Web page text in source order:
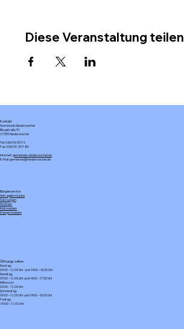
Diese Veranstaltung teilen
Kontakt
Gemeinde Niederorschel
Bergstraße 51
37355 Niederorschel
Tel: 036076 557-0
Fax: 036076 557-80
Internet:gemeinde-niederorschel.de
E-Mail: gemeinde@niederorschel.de
Bürgerservice
Antragsformulare
Satzungen
Wohnen
Müll melden
Mangel melden
Öffnungszeiten
Montag:
09:00 – 12:00 Uhr und 14:00 – 16:00 Uhr
Dienstag:
09:00 – 12:00 Uhr und 14:00 – 17:30 Uhr
Mittwoch:
09:00 - 12:00 Uhr
Donnerstag:
09:00 – 12:00 Uhr und 14:00 – 16:00 Uhr
Freitag:
09:00 – 12:00 Uhr